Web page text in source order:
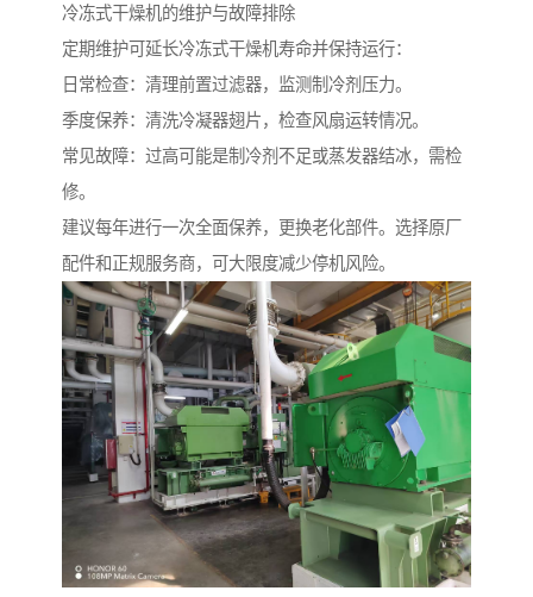
冷冻式干燥机的维护与故障排除
定期维护可延长冷冻式干燥机寿命并保持运行：
日常检查：清理前置过滤器，监测制冷剂压力。
季度保养：清洗冷凝器翅片，检查风扇运转情况。
常见故障：过高可能是制冷剂不足或蒸发器结冰，需检
修。
建议每年进行一次全面保养，更换老化部件。选择原厂
配件和正规服务商，可大限度减少停机风险。